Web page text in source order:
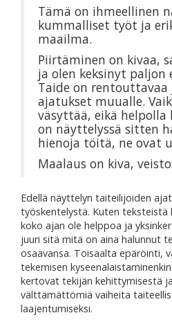
Tämä on ihmeellinen
kummalliset työt ja
maailma.
Piirtäminen on kivaa,
ja olen keksinyt
Taide on rentouttavaa
ajatukset muualle.
väsyttää, eikä helpolla
on näyttelyssä sitten
hienoja töitä, ne ovat
Maalaus on kiva,
Edellä näyttelyn taiteilijoiden
työskentelystä. Kuten teksteistä
koko ajan ole helppoa ja
juuri sitä mitä on aina halunnut
osaavansa. Toisaalta epäröinti,
tekemisen
kertovat tekijän kehittymisestä
välttämättömiä vaiheita
laajentumiseksi.